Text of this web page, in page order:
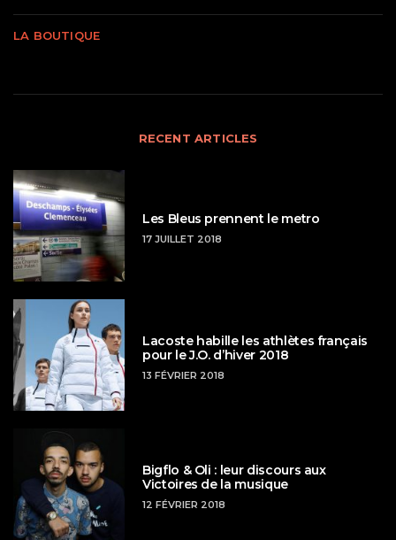
LA BOUTIQUE
RECENT ARTICLES
Les Bleus prennent le metro
17 JUILLET 2018
Lacoste habille les athlètes français
pour le J.O. d’hiver 2018
13 FÉVRIER 2018
Bigflo & Oli : leur discours aux
Victoires de la musique
12 FÉVRIER 2018